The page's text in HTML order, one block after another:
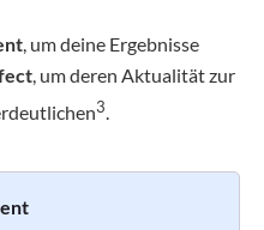
, um deine Ergebnisse
, um deren Aktualität zur
3.